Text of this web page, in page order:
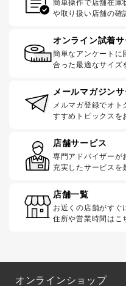
簡単操作で店舗在庫
や取り扱い店舗の確
オンライン試着
簡単なアンケートに
合った最適なサイズ
メールマガジン
メルマガ登録でオ
すすめトピックスを
店舗サービス
専門アドバイザーが
充実したサービスを
店舗一覧
お近くの店舗がすぐ
住所や営業時間はこ
オンラインショップ